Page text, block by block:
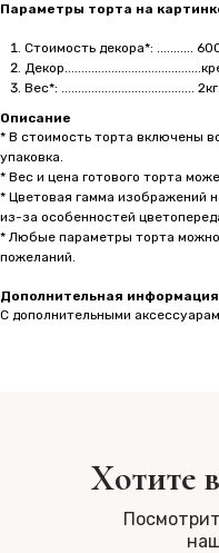
Параметры торта на
Стоимость декора*: ...........
Вес*: ........................................ 2кг.
Описание
* В стоимость торта включены
упаковка.
* Вес и цена готового торта
* Цветовая гамма изображений
из-за особенностей
* Любые параметры торта
пожеланий.
Дополнительная информация
С дополнительными
Хотите